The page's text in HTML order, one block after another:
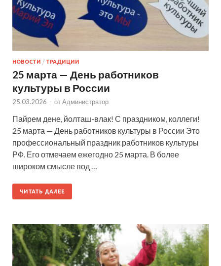
НОВОСТИ / ТРАДИЦИИ
25 марта — День работников
культуры в России
25.03.2026 - отАдминистратор
Пайрем дене, йолташ-влак! С праздником, коллеги!
25 марта — День работников культуры в России Это
профессиональный праздник работников культуры
РФ. Его отмечаем ежегодно 25 марта. В более
широком смысле под …
ЧИТАТЬ ДАЛЕЕ